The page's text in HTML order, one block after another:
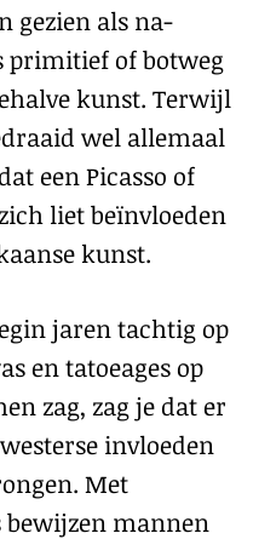
gezien als na-
primitief of botweg
kunst. Terwijl
wel allemaal
een Picasso of
liet beïnvloeden
kunst.
jaren tachtig op
en tatoeages op
zag, zag je dat er
invloeden
Met
bewijzen mannen